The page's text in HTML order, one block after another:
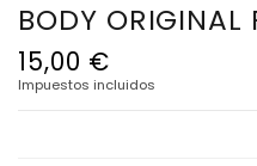
BODY ORIGINAL
15,00 €
Impuestos incluidos